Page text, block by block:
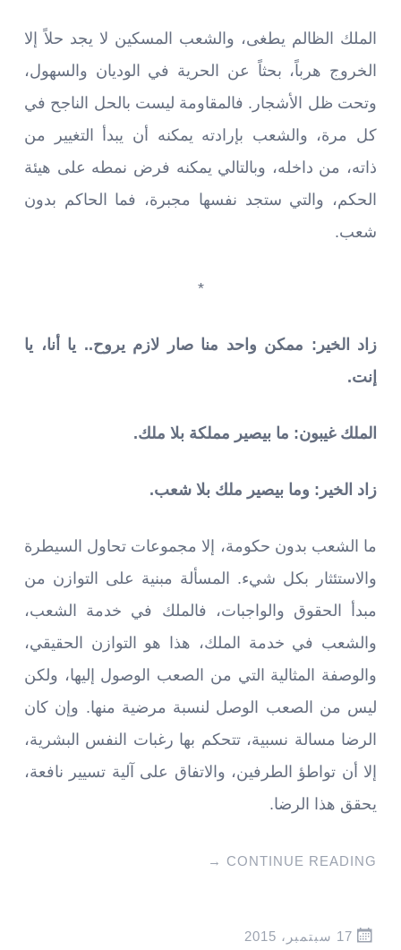
الملك الظالم يطغى، والشعب المسكين لا يجد حلاً إلا
الخروج هرباً، بحثاً عن الحرية في الوديان والسهول،
وتحت ظل الأشجار. فالمقاومة ليست بالحل الناجح في
كل مرة، والشعب بإرادته يمكنه أن يبدأ التغيير من
ذاته، من داخله، وبالتالي يمكنه فرض نمطه على هيئة
الحكم، والتي ستجد نفسها مجبرة، فما الحاكم بدون
شعب.
*
زاد الخير: ممكن واحد منا صار لازم يروح.. يا أنا، يا
إنت.
الملك غيبون: ما بيصير مملكة بلا ملك.
زاد الخير: وما بيصير ملك بلا شعب.
ما الشعب بدون حكومة، إلا مجموعات تحاول السيطرة
والاستئثار بكل شيء. المسألة مبنية على التوازن من
مبدأ الحقوق والواجبات، فالملك في خدمة الشعب،
والشعب في خدمة الملك، هذا هو التوازن الحقيقي،
والوصفة المثالية التي من الصعب الوصول إليها، ولكن
ليس من الصعب الوصل لنسبة مرضية منها. وإن كان
الرضا مسالة نسبية، تتحكم بها رغبات النفس البشرية،
إلا أن تواطؤ الطرفين، والاتفاق على آلية تسيير نافعة،
يحقق هذا الرضا.
CONTINUE READING
→
17 سبتمبر، 2015